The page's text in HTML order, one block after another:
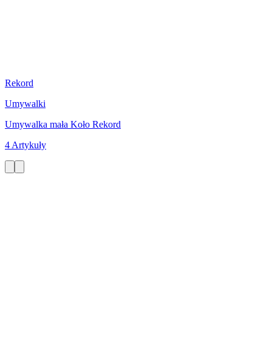
Rekord
Umywalki
Umywalka mała Koło Rekord
4 Artykuły